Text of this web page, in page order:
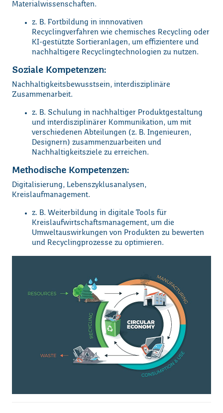
Materialwissenschaften.
z. B. Fortbildung in innnovativen
Recyclingverfahren wie chemisches Recycling oder
KI-gestützte Sortieranlagen, um effizientere und
nachhaltigere Recyclingtechnologien zu nutzen.
Soziale Kompetenzen:
Nachhaltigkeitsbewusstsein, interdisziplinäre
Zusammenarbeit.
z. B. Schulung in nachhaltiger Produktgestaltung
und interdisziplinärer Kommunikation, um mit
verschiedenen Abteilungen (z. B. Ingenieuren,
Designern) zusammenzuarbeiten und
Nachhaltigkeitsziele zu erreichen.
Methodische Kompetenzen:
Digitalisierung, Lebenszyklusanalysen,
Kreislaufmanagement.
z. B. Weiterbildung in digitale Tools für
Kreislaufwirtschaftsmanagement, um die
Umweltauswirkungen von Produkten zu bewerten
und Recyclingprozesse zu optimieren.
Loading...